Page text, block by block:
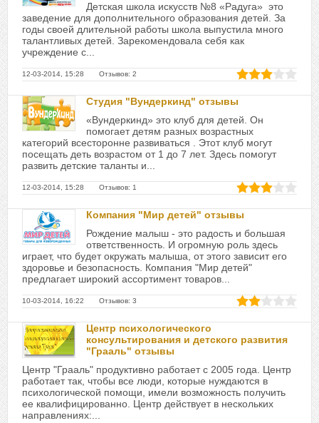
Детская школа искусств №8 «Радуга» это
заведение для дополнительного образования детей. За
годы своей длительной работы школа выпустила много
талантливых детей. Зарекомендовала себя как
учреждение с...
12-03-2014, 15:28 Отзывов: 2
Студия "Вундеркинд" отзывы
«Вундеркинд» это клуб для детей. Он
помогает детям разных возрастных
категорий всесторонне развиваться . Этот клуб могут
посещать деть возрастом от 1 до 7 лет. Здесь помогут
развить детские таланты и...
12-03-2014, 15:28 Отзывов: 1
Компания "Мир детей" отзывы
Рождение малыш - это радость и большая
ответственность. И огромную роль здесь
играет, что будет окружать малыша, от этого зависит его
здоровье и безопасность. Компания "Мир детей"
предлагает широкий ассортимент товаров...
10-03-2014, 16:22 Отзывов: 3
Центр психологического
консультирования и детского развития
"Грааль" отзывы
Центр "Грааль" продуктивно работает с 2005 года. Центр
работает так, чтобы все люди, которые нуждаются в
психологической помощи, имели возможность получить
ее квалифицированно. Центр действует в нескольких
направлениях:...